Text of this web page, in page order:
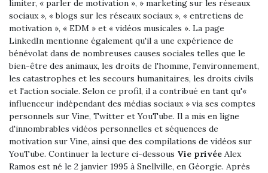
limiter, « parler de motivation », » marketing sur les réseaux
sociaux », « blogs sur les réseaux sociaux », « entretiens de
motivation », « EDM » et « vidéos musicales ». La page
LinkedIn mentionne également qu'il a une expérience de
bénévolat dans de nombreuses causes sociales telles que le
bien-être des animaux, les droits de l'homme, l'environnement,
les catastrophes et les secours humanitaires, les droits civils
et l'action sociale. Selon ce profil, il a contribué en tant qu'«
influenceur indépendant des médias sociaux » via ses comptes
personnels sur Vine, Twitter et YouTube. Il a mis en ligne
d'innombrables vidéos personnelles et séquences de
motivation sur Vine, ainsi que des compilations de vidéos sur
YouTube. Continuer la lecture ci-dessous Vie privée Alex
Ramos est né le 2 janvier 1995 à Snellville, en Géorgie. Après